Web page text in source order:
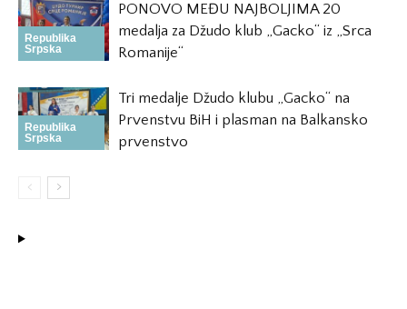
Republika
Srpska
PONOVO MEĐU NAJBOLJIMA 20
medalja za Džudo klub „Gacko“ iz „Srca
Romanije“
Republika
Srpska
Tri medalje Džudo klubu „Gacko“ na
Prvenstvu BiH i plasman na Balkansko
prvenstvo